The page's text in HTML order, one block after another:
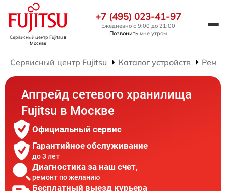
Сервисный центр Fujitsuв
Москве
+7 (495) 023-41-97
Ежедневно с 9:00 до 21:00
Позвонить мне утром
Сервисный центр Fujitsu Каталог устройств
Апгрейд сетевого хранилища
Fujitsu в Москве
Официальный сервис
Гарантийное обслуживание
до 3 лет
Диагностика за наш счет,
ремонт по желанию
Бесплатный выезд курьера